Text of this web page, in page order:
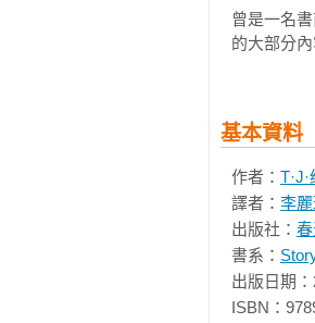
太棒了！
眾不同。
各界對《
卻依然能
度，也催
——洛杉磯
曾是一名
的大部分
基本資料
作者：
譯者： 李
出版社：
書系：
出版日期
ISBN：